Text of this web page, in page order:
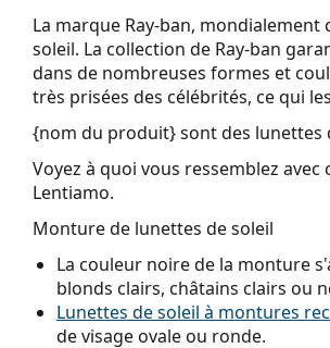
La marque Ray-ban,
soleil. La collection de Ray-ban
dans de nombreuses formes et
très prisées des célébrités, ce qui
{nom du produit}sont des lunettes
Voyez à quoi vous ressemblez
Lentiamo.
Monture de lunettes de soleil
La couleur noire de la monture
blonds clairs, châtains clairs ou
Lunettes de soleil à montures
de visage ovale ou ronde.